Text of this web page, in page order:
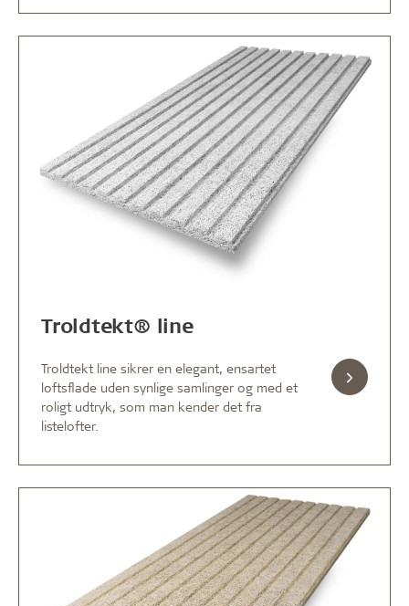
Troldtekt® line
Troldtekt line sikrer en elegant, ensartet
loftsflade uden synlige samlinger og med et
roligt udtryk, som man kender det fra
listelofter.